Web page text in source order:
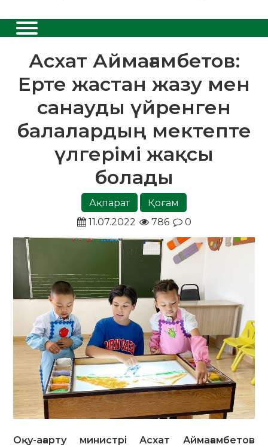
Асхат Аймағамбетов:
Ерте жастан жазу мен
санауды үйренген
балалардың мектепте
үлгерімі жақсы
болады
Ақпарат
Қоғам
11.07.2022
786 0
Оқу-ағарту министрі Асхат Аймағамбетов